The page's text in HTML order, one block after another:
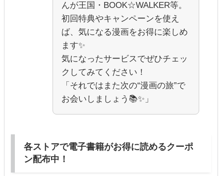
んが王国・BOOK☆WALKER等。
初回特典やキャンペーンを使え
ば、気になる漫画をお得に楽しめ
ます✨
気になったサービスでぜひチェッ
クしてみてください！
「それではまた次の“漫画の旅”で
お会いしましょう📚✨」
各ストアで電子書籍がお得に読めるクーポ
ン配布中！